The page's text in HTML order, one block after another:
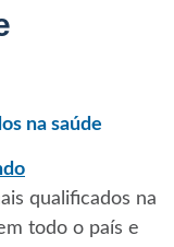
na saúde
qualificados na
todo o país e